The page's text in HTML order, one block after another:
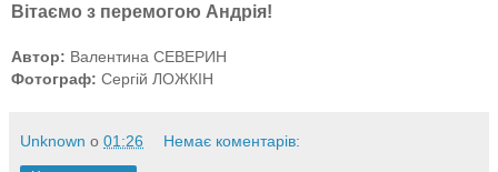
Вітаємо з перемогою Андрія!
Автор: Валентина СЕВЕРИН
Фотограф: Сергій ЛОЖКІН
Unknown о 01:26 Немає коментарів: